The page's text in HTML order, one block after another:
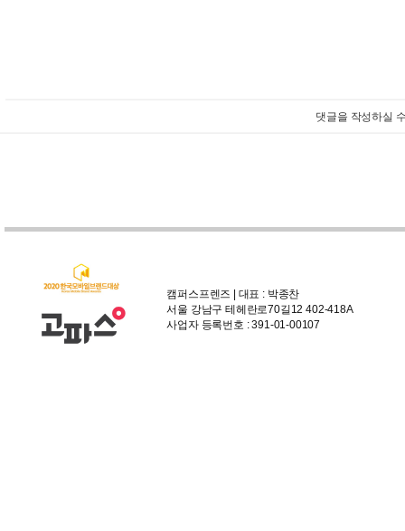
댓글을 작성하실
캠퍼스프렌즈 | 대표 : 박종찬
서울 강남구 테헤란로70길12 402-418A
사업자 등록번호 : 391-01-00107